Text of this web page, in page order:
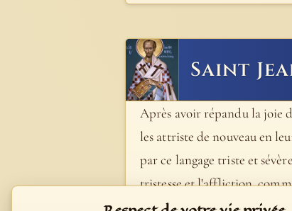
Saint
Après avoir répandu la joie
les attriste de nouveau en
par ce langage triste et
tristesse et l'affliction,
- Catenae Aurea (Chaîne d'Or) de Saint